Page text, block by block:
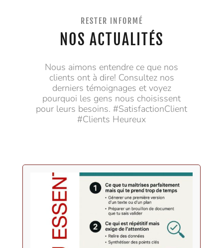
RESTER INFORMÉ
NOS ACTUALITÉS
Nous aimons entendre ce que nos
clients ont à dire! Consultez nos
derniers témoignages et voyez
pourquoi les gens nous choisissent
pour leurs besoins. #SatisfactionClient
#Clients Heureux